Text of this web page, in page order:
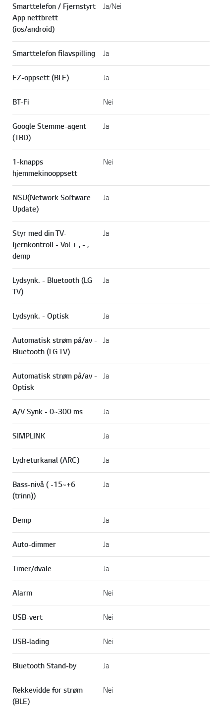
Smarttelefon / Fjernstyrt
App nettbrett
(ios/android)
Ja/Nei
Smarttelefon filavspilling Ja
EZ-oppsett (BLE) Ja
BT-Fi Nei
Google Stemme-agent
(TBD)
Ja
1-knapps
hjemmekinooppsett
Nei
NSU(Network Software
Update)
Ja
Styr med din TV-
fjernkontroll - Vol + , - ,
demp
Ja
Lydsynk. - Bluetooth (LG
TV)
Ja
Lydsynk. - Optisk Ja
Automatisk strøm på/av -
Bluetooth (LG TV)
Ja
Automatisk strøm på/av -
Optisk
Ja
A/V Synk - 0~300 ms Ja
SIMPLINK Ja
Lydreturkanal (ARC) Ja
Bass-nivå ( -15~+6
(trinn))
Ja
Demp Ja
Auto-dimmer Ja
Timer/dvale Ja
Alarm Nei
USB-vert Nei
USB-lading Nei
Bluetooth Stand-by Ja
Rekkevidde for strøm
(BLE)
Nei